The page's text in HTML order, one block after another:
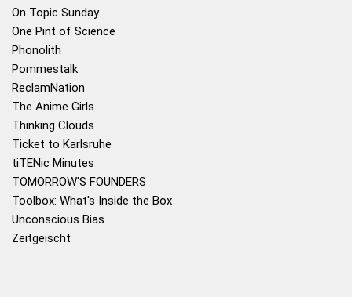
On Topic Sunday
One Pint of Science
Phonolith
Pommestalk
ReclamNation
The Anime Girls
Thinking Clouds
Ticket to Karlsruhe
tiTENic Minutes
TOMORROW'S FOUNDERS
Toolbox: What's Inside the Box
Unconscious Bias
Zeitgeischt